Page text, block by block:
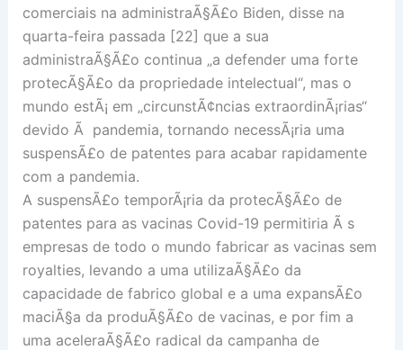
comerciais na administraÃ§Ã£o Biden, disse na
quarta-feira passada [22] que a sua
administraÃ§Ã£o continua „a defender uma forte
protecÃ§Ã£o da propriedade intelectual“, mas o
mundo estÃ¡ em „circunstÃ¢ncias extraordinÃ¡rias“
devido Ã pandemia, tornando necessÃ¡ria uma
suspensÃ£o de patentes para acabar rapidamente
com a pandemia.
A suspensÃ£o temporÃ¡ria da protecÃ§Ã£o de
patentes para as vacinas Covid-19 permitiria Ã s
empresas de todo o mundo fabricar as vacinas sem
royalties, levando a uma utilizaÃ§Ã£o da
capacidade de fabrico global e a uma expansÃ£o
maciÃ§a da produÃ§Ã£o de vacinas, e por fim a
uma aceleraÃ§Ã£o radical da campanha de